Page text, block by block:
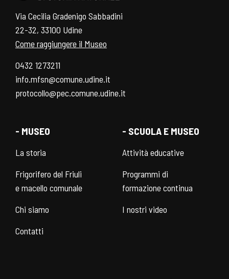
Via Cecilia Gradenigo Sabbadini
22-32, 33100 Udine
Come raggiungere il Museo
0432 1273211
info.mfsn@comune.udine.it
protocollo@pec.comune.udine.it
- MUSEO
La storia
Frigorifero del Friuli
e macello comunale
Chi siamo
Contatti
- SCUOLA E MUSEO
Attività educative
Programmi di
formazione continua
I nostri video